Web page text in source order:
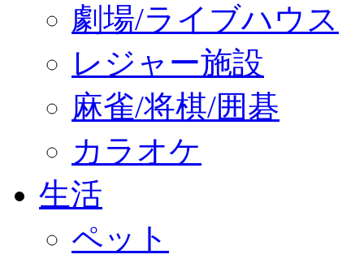
劇場/ライブハウス
レジャー施設
麻雀/将棋/囲碁
カラオケ
生活
ペット